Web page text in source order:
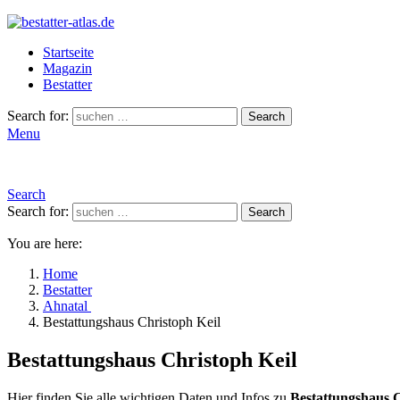
Startseite
Magazin
Bestatter
Search for: Search
Menu
Search
Search for:
Search
You are here:
Home
Bestatter
Ahnatal
Bestattungshaus Christoph Keil
Bestattungshaus Christoph Keil